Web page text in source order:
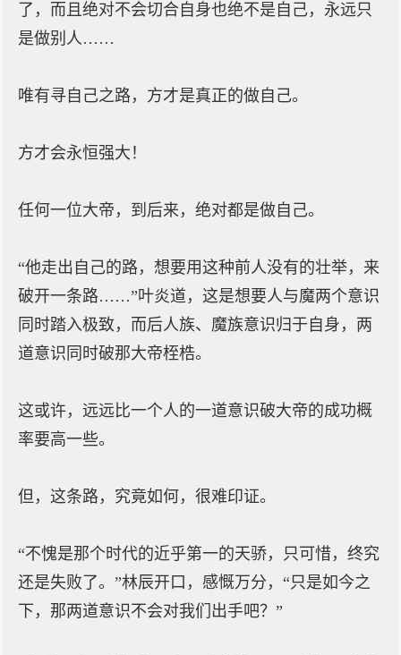
了，而且绝对不会切合自身也绝不是自己，永远只
是做别人……
唯有寻自己之路，方才是真正的做自己。
方才会永恒强大！
任何一位大帝，到后来，绝对都是做自己。
“他走出自己的路，想要用这种前人没有的壮举，来
破开一条路……”叶炎道，这是想要人与魔两个意识
同时踏入极致，而后人族、魔族意识归于自身，两
道意识同时破那大帝桎梏。
这或许，远远比一个人的一道意识破大帝的成功概
率要高一些。
但，这条路，究竟如何，很难印证。
“不愧是那个时代的近乎第一的天骄，只可惜，终究
还是失败了。”林辰开口，感慨万分，“只是如今之
下，那两道意识不会对我们出手吧？”